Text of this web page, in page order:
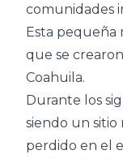
comunidades
Esta pequeña
que se
Coahuila.
Durante los
siendo un sitio
perdido en el